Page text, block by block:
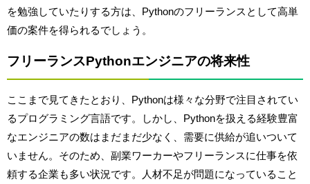
を勉強していたりする方は、Pythonのフリーランスとして高単
価の案件を得られるでしょう。
フリーランスPythonエンジニアの将来性
ここまで見てきたとおり、Pythonは様々な分野で注目されてい
るプログラミング言語です。しかし、Pythonを扱える経験豊富
なエンジニアの数はまだまだ少なく、需要に供給が追いついて
いません。そのため、副業ワーカーやフリーランスに仕事を依
頼する企業も多い状況です。人材不足が問題になっていること